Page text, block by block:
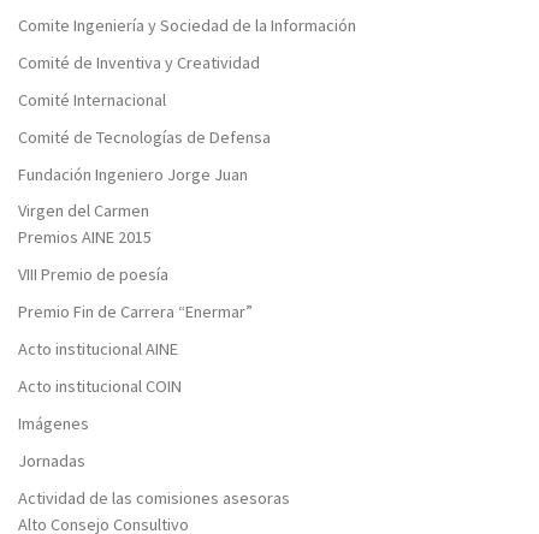
Comite Ingeniería y Sociedad de la Información
Comité de Inventiva y Creatividad
Comité Internacional
Comité de Tecnologías de Defensa
Fundación Ingeniero Jorge Juan
Virgen del Carmen
Premios AINE 2015
VIII Premio de poesía
Premio Fin de Carrera “Enermar”
Acto institucional AINE
Acto institucional COIN
Imágenes
Jornadas
Actividad de las comisiones asesoras
Alto Consejo Consultivo